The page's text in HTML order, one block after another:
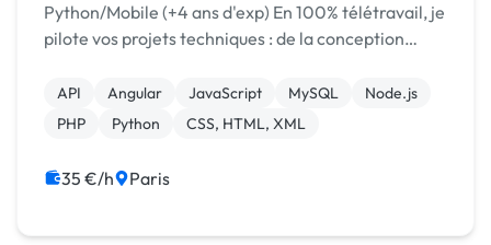
Python/Mobile (+4 ans d'exp) En 100% télétravail, je
pilote vos projets techniques : de la conception
API Angular JavaScript MySQL
Node.js
PHP
Python CSS, HTML, XML
35 €/h Paris